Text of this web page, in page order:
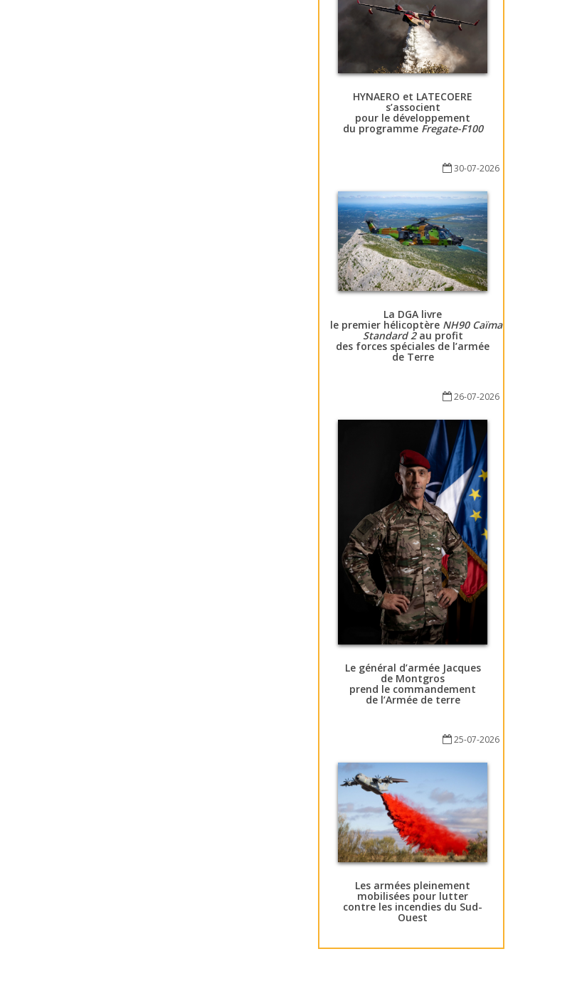
HYNAERO et LATECOERE
s’associent
pour le développement
du programme Fregate-F100
30-07-2026
La DGA livre
le premier hélicoptère NH90 Caïman
Standard 2au profit
des forces spéciales de l’armée
de Terre
26-07-2026
Le général d’armée Jacques
de Montgros
prend le commandement
de l’Armée de terre
25-07-2026
Les armées pleinement
mobilisées pour lutter
contre les incendies du Sud-
Ouest